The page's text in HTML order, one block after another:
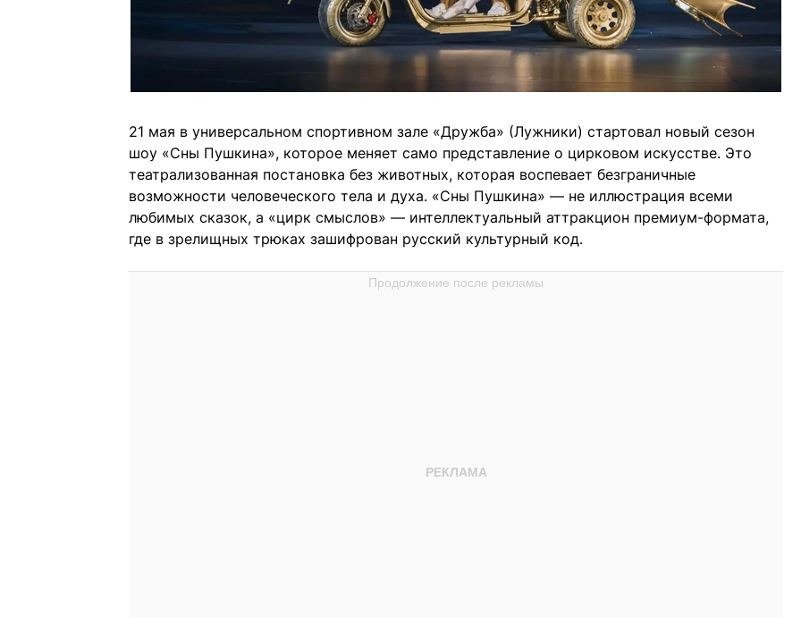
21 мая в универсальном спортивном зале «Дружба» (Лужники) стартовал новый сезон
шоу «Сны Пушкина», которое меняет само представление о цирковом искусстве. Это
театрализованная постановка без животных, которая воспевает безграничные
возможности человеческого тела и духа. «Сны Пушкина» — не иллюстрация всеми
любимых сказок, а «цирк смыслов» — интеллектуальный аттракцион премиум-формата,
где в зрелищных трюках зашифрован русский культурный код.